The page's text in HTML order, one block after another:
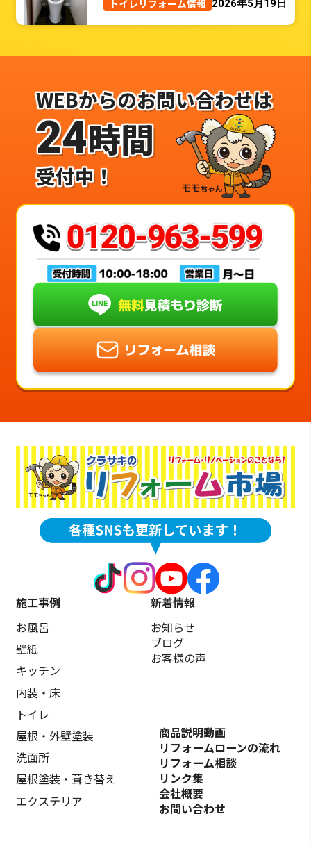
トイレリフォーム情報 2026年5月19日
WEBからのお問い合わせは
24時間
受付中！
施工事例
お風呂
壁紙
キッチン
内装・床
トイレ
屋根・外壁塗装
洗面所
屋根塗装・葺き替え
エクステリア
新着情報
お知らせ
ブログ
お客様の声
商品説明動画
リフォームローンの流れ
リフォーム相談
リンク集
会社概要
お問い合わせ